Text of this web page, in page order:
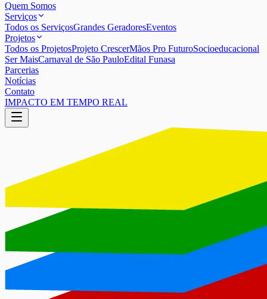
Quem Somos
Serviços
Todos os ServiçosGrandes GeradoresEventos
Projetos
Todos os ProjetosProjeto CrescerMãos Pro FuturoSocioeducacional
Ser MaisCarnaval de São PauloEdital Funasa
Parcerias
Notícias
Contato
IMPACTO EM TEMPO REAL